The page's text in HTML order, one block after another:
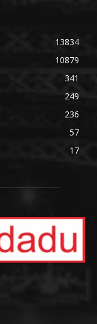
13834
10879
341
249
236
57
17